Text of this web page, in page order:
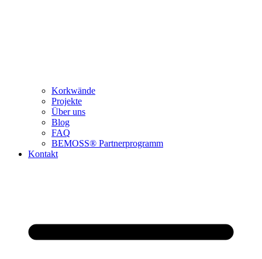
Korkwände
Projekte
Über uns
Blog
FAQ
BEMOSS® Partnerprogramm​
Kontakt